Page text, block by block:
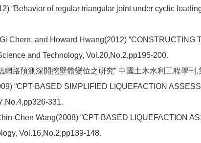
“Behavior of regular triangular joint under cyclic
Chern, and Howard Hwang(2012)
and Technology, Vol.20,No.2,pp195-200.
網路預測深開挖壁體變位之研究” 中國土木水利工程學刊
“CPT-BASED SIMPLIFIED LIQUEFACTION
331.
Chen Wang(2008) “CPT-BASED LIQUEFACTION
Vol.16,No.2,pp139-148.